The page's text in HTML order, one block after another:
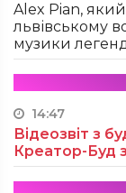
Alex Pian,
львівському
музики
14:47
Відеозвіт з
Креатор-Буд